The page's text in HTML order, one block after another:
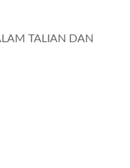
TALIAN DAN